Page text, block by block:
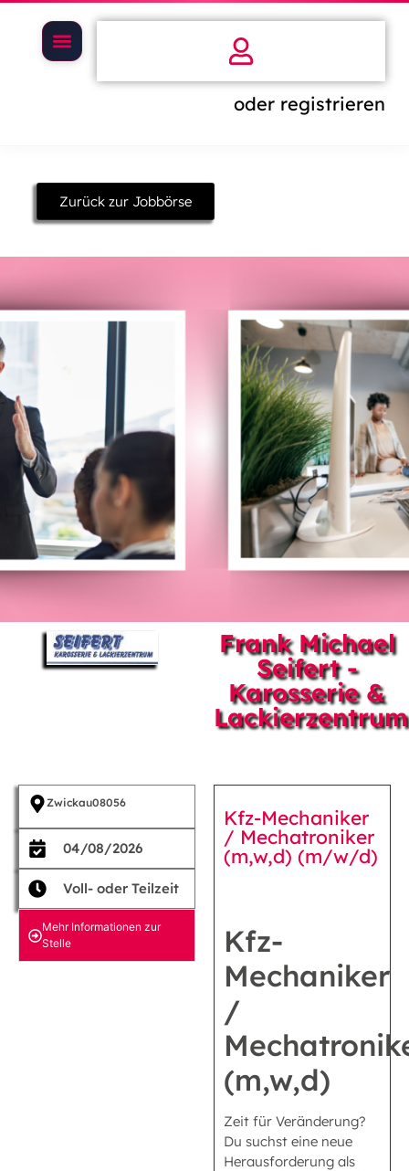
oder registrieren
Zurück zur Jobbörse
Frank Michael
Seifert -
Karosserie &
Lackierzentrum
Zwickau08056
04/08/2026
Voll- oder Teilzeit
Mehr Informationen zur
Stelle
Kfz-Mechaniker
/ Mechatroniker
(m,w,d) (m/w/d)
Kfz-
Mechaniker
/
(m,w,d)
Zeit für Veränderung?
Du suchst eine neue
Herausforderung als